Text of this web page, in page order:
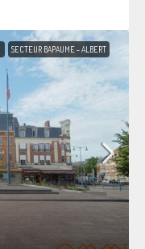
SECTEUR BAPAUME - ALBERT